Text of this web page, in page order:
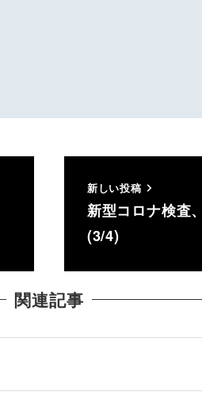
新しい投稿
新型コロナ検査
(3/4)
関連記事